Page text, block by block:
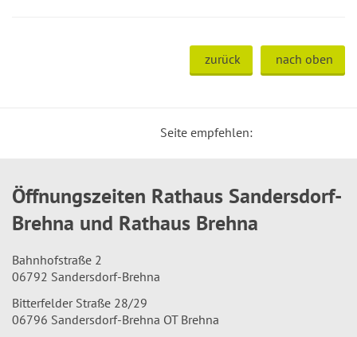
zurück nach oben
Seite empfehlen:
Öffnungszeiten Rathaus Sandersdorf-
Brehna und Rathaus Brehna
Bahnhofstraße 2
06792 Sandersdorf-Brehna
Bitterfelder Straße 28/29
06796 Sandersdorf-Brehna OT Brehna